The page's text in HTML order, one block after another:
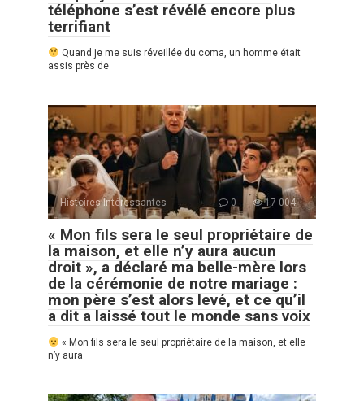
téléphone s’est révélé encore plus
terrifiant
Quand je me suis réveillée du coma, un homme était
assis près de
Histoires Intéressantes 0 17 004
« Mon fils sera le seul propriétaire de
la maison, et elle n’y aura aucun
droit », a déclaré ma belle-mère lors
de la cérémonie de notre mariage :
mon père s’est alors levé, et ce qu’il
a dit a laissé tout le monde sans voix
« Mon fils sera le seul propriétaire de la maison, et elle
n’y aura